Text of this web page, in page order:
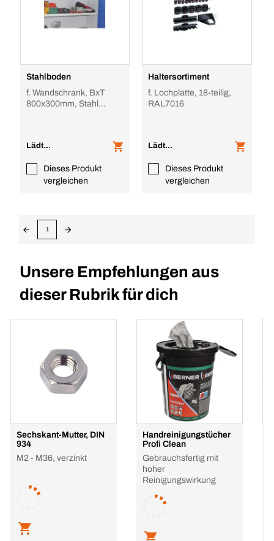
Stahlboden
f. Wandschrank, BxT
800x300mm, Stahl
Lädt...
Dieses Produkt
vergleichen
Haltersortiment
f. Lochplatte, 18-teilig,
RAL7016
Lädt...
Dieses Produkt
vergleichen
1
Unsere Empfehlungen aus
dieser Rubrik für dich
Sechskant-Mutter, DIN
934
M2 - M36, verzinkt
Handreinigungstücher
Profi Clean
Gebrauchsfertig mit
hoher
Reinigungswirkung